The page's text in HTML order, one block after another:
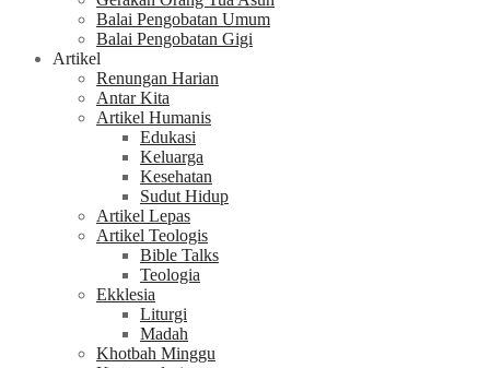
Balai Pengobatan Umum
Balai Pengobatan Gigi
Artikel
Renungan Harian
Antar Kita
Artikel Humanis
Edukasi
Keluarga
Kesehatan
Sudut Hidup
Artikel Lepas
Artikel Teologis
Bible Talks
Teologia
Ekklesia
Liturgi
Madah
Khotbah Minggu